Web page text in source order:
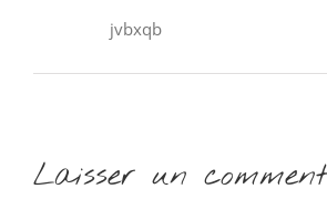
jvbxqb
Laisser un